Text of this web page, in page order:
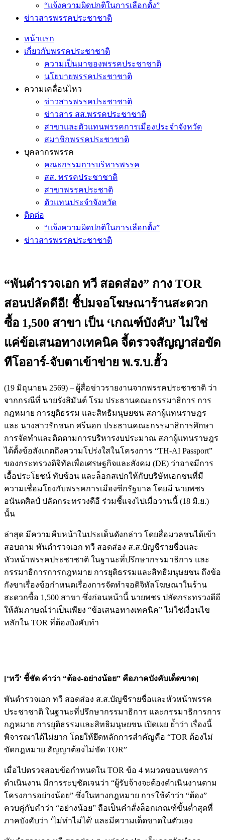
“แจ้งความผิดปกติในการเลือกตั้ง”
ข่าวสารพรรคประชาชาติ
หน้าแรก
เกี่ยวกับพรรคประชาชาติ
ความเป็นมาของพรรคประชาชาติ
นโยบายพรรคประชาชาติ
ความเคลื่อนไหว
ข่าวสารพรรคประชาชาติ
ข่าวสาร สส.พรรคประชาชาติ
สาขาและตัวแทนพรรคการเมืองประจำจังหวัด
สมาชิกพรรคประชาชาติ
บุคลากรพรรค
คณะกรรมการบริหารพรรค
สส. พรรคประชาชาติ
สาขาพรรคประชาติ
ตัวแทนประจำจังหวัด
ติดต่อ
“แจ้งความผิดปกติในการเลือกตั้ง”
ข่าวสารพรรคประชาชาติ
“พันตำรวจเอก ทวี สอดส่อง” กาง TOR
สอนปลัดดีอี! ชี้ปมจอโฆษณาร้านสะดวก
ซื้อ 1,500 สาขา เป็น ‘เกณฑ์บังคับ’ ไม่ใช่
แค่ข้อเสนอทางเทคนิค จี้ตรวจสัญญาส่อขัด
ทีโออาร์-จับตาเข้าข่าย พ.ร.บ.ฮั้ว
(19 มิถุนายน 2569) – ผู้สื่อข่าวรายงานจากพรรคประชาชาติ ว่า
จากกรณีที่ นายรังสิมันต์ โรม ประธานคณะกรรมาธิการ การ
กฎหมาย การยุติธรรม และสิทธิมนุษยชน สภาผู้แทนราษฎร
และ นางสาวรักชนก ศรีนอก ประธานคณะกรรมาธิการศึกษา
การจัดทำและติดตามการบริหารงบประมาณ สภาผู้แทนราษฎร
ได้ตั้งข้อสังเกตถึงความโปร่งใสในโครงการ “TH-AI Passport”
ของกระทรวงดิจิทัลเพื่อเศรษฐกิจและสังคม (DE) ว่าอาจมีการ
เอื้อประโยชน์ ทับซ้อน และล็อกสเปกให้กับบริษัทเอกชนที่มี
ความเชื่อมโยงกับพรรคการเมืองซีกรัฐบาล โดยมี นายพชร
อนันตศิลป์ ปลัดกระทรวงดีอี ร่วมชี้แจงไปเมื่อวานนี้ (18 มิ.ย.)
นั้น
ล่าสุด มีความคืบหน้าในประเด็นดังกล่าว โดยสื่อมวลชนได้เข้า
สอบถาม พันตำรวจเอก ทวี สอดส่อง ส.ส.บัญชีรายชื่อและ
หัวหน้าพรรคประชาชาติ ในฐานะที่ปรึกษากรรมาธิการ และ
กรรมาธิการการกฎหมาย การยุติธรรมและสิทธิมนุษยชน ถึงข้อ
กังขาเรื่องข้อกำหนดเรื่องการจัดทำจอดิจิทัลโฆษณาในร้าน
สะดวกซื้อ 1,500 สาขา ซึ่งก่อนหน้านี้ นายพชร ปลัดกระทรวงดีอี
ให้สัมภาษณ์ว่าเป็นเพียง “ข้อเสนอทางเทคนิค” ไม่ใช่เงื่อนไข
หลักใน TOR ที่ต้องบังคับทำ
[‘ทวี’ ชี้ชัด คำว่า “ต้อง-อย่างน้อย” คือภาคบังคับเด็ดขาด]
พันตำรวจเอก ทวี สอดส่อง ส.ส.บัญชีรายชื่อและหัวหน้าพรรค
ประชาชาติ ในฐานะที่ปรึกษากรรมาธิการ และกรรมาธิการการ
กฎหมาย การยุติธรรมและสิทธิมนุษยชน เปิดเผย ย้ำว่า เรื่องนี้
พิจารณาได้ไม่ยาก โดยให้ยึดหลักการสำคัญคือ “TOR ต้องไม่
ขัดกฎหมาย สัญญาต้องไม่ขัด TOR”
เมื่อไปตรวจสอบข้อกำหนดใน TOR ข้อ 4 หมวดขอบเขตการ
ดำเนินงาน มีการระบุชัดเจนว่า “ผู้รับจ้างจะต้องดำเนินงานตาม
โครงการอย่างน้อย” ซึ่งในทางกฎหมาย การใช้คำว่า “ต้อง”
ควบคู่กับคำว่า “อย่างน้อย” ถือเป็นคำสั่งล็อกเกณฑ์ขั้นต่ำสุดที่
ภาคบังคับว่า ‘ไม่ทำไม่ได้' และมีความเด็ดขาดในตัวเอง